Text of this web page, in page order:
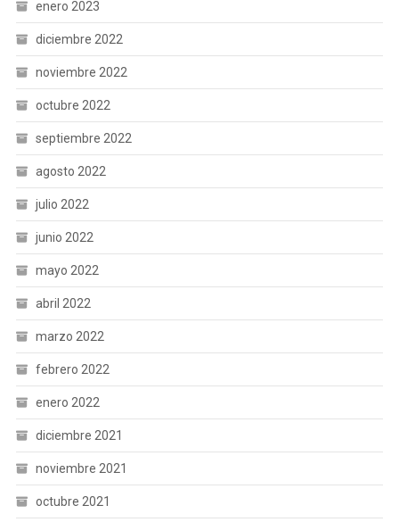
enero 2023
diciembre 2022
noviembre 2022
octubre 2022
septiembre 2022
agosto 2022
julio 2022
junio 2022
mayo 2022
abril 2022
marzo 2022
febrero 2022
enero 2022
diciembre 2021
noviembre 2021
octubre 2021